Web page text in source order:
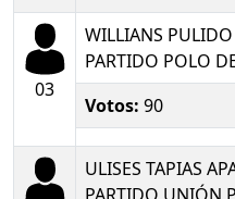
03
WILLIANS
PARTIDO POLO
Votos: 90
ULISES TAPIAS